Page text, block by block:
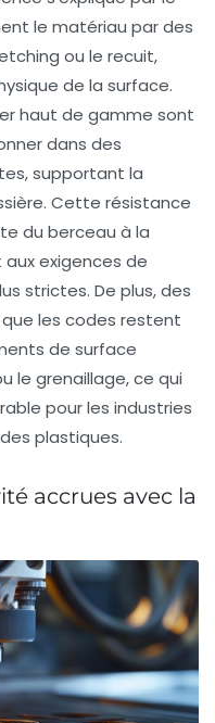
le matériau par des
ou le recuit,
de la surface.
haut de gamme sont
dans des
supportant la
Cette résistance
du berceau à la
exigences de
strictes. De plus, des
les codes restent
de surface
le grenaillage, ce qui
pour les industries
plastiques.
accrues avec la